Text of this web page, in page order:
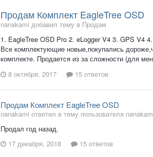
Продам Комплект EagleTree OSD
nanakami добавил тему в Продам
1. EagleTree OSD Pro 2. eLogger V4 3. GPS V4
Все комплектующие новые,покупались
комплекте. Продается из за сложности (для
8 октября, 2017
15 ответов
Продам Комплект EagleTree OSD
nanakami ответил в тему пользователя
Продал год назад.
17 декабря, 2018
15 ответов